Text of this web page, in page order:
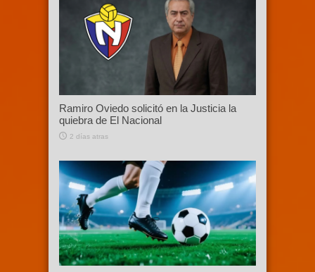
Ramiro Oviedo solicitó en la Justicia la
quiebra de El Nacional
2 días atras